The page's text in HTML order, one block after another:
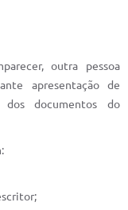
outra pessoa
apresentação de
documentos do